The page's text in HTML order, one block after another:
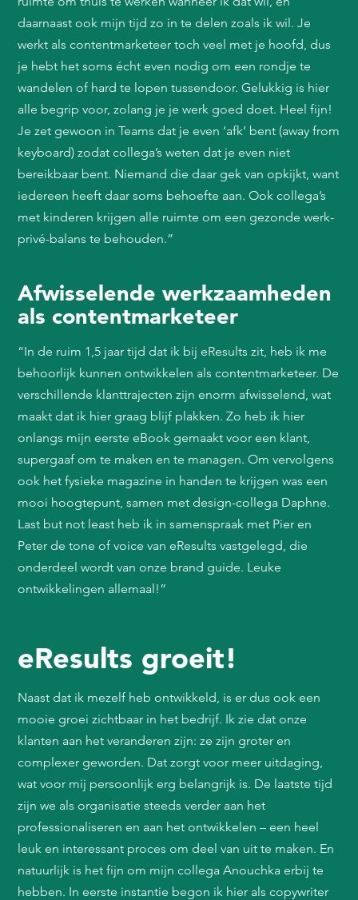
daarnaast ook mijn tijd zo in te delen zoals ik wil. Je
werkt als contentmarketeer toch veel met je hoofd, dus
je hebt het soms écht even nodig om een rondje te
wandelen of hard te lopen tussendoor. Gelukkig is hier
alle begrip voor, zolang je je werk goed doet. Heel fijn!
Je zet gewoon in Teams dat je even ‘afk’ bent (away from
keyboard) zodat collega’s weten dat je even niet
bereikbaar bent. Niemand die daar gek van opkijkt, want
iedereen heeft daar soms behoefte aan. Ook collega’s
met kinderen krijgen alle ruimte om een gezonde werk-
privé-balans te behouden.”
Afwisselende werkzaamheden
als contentmarketeer
“In de ruim 1,5 jaar tijd dat ik bij eResults zit, heb ik me
behoorlijk kunnen ontwikkelen als contentmarketeer. De
verschillende klanttrajecten zijn enorm afwisselend, wat
maakt dat ik hier graag blijf plakken. Zo heb ik hier
onlangs mijn eerste eBook gemaakt voor een klant,
supergaaf om te maken en te managen. Om vervolgens
ook het fysieke magazine in handen te krijgen was een
mooi hoogtepunt, samen met design-collega Daphne.
Last but not least heb ik in samenspraak met Pier en
Peter de tone of voice van eResults vastgelegd, die
onderdeel wordt van onze brand guide. Leuke
ontwikkelingen allemaal!”
eResults groeit!
Naast dat ik mezelf heb ontwikkeld, is er dus ook een
mooie groei zichtbaar in het bedrijf. Ik zie dat onze
klanten aan het veranderen zijn: ze zijn groter en
complexer geworden. Dat zorgt voor meer uitdaging,
wat voor mij persoonlijk erg belangrijk is. De laatste tijd
zijn we als organisatie steeds verder aan het
professionaliseren en aan het ontwikkelen – een heel
leuk en interessant proces om deel van uit te maken. En
natuurlijk is het fijn om mijn collega Anouchka erbij te
hebben. In eerste instantie begon ik hier als copywriter